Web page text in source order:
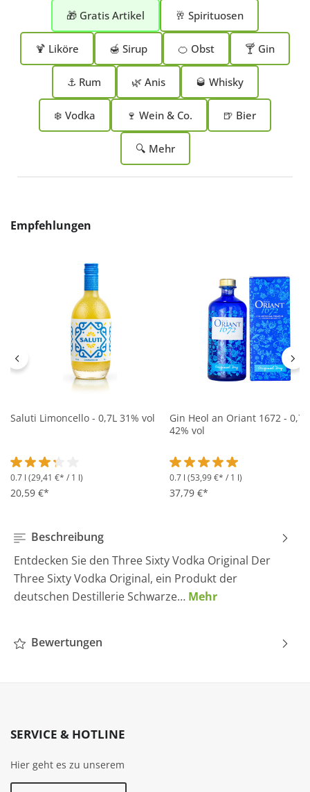
🎁 Gratis Artikel 🥂 Spirituosen
🍹 Liköre 🍯 Sirup 🍊 Obst 🍸 Gin
⚓ Rum 🌿 Anis 🥃 Whisky
❄️ Vodka 🍷 Wein & Co. 🍺 Bier
🔍 Mehr
Produktgalerie überspringen
Empfehlungen
Saluti Limoncello - 0,7L 31% vol
Durchschnittliche Bewertung von 3.2 von 5 Sternen
0.7 l (29,41 €* / 1 l)
20,59 €*
Gin Heol an Oriant 1672 - 0,7L
42% vol
Durchschnittliche
0.7 l (53,99 €* / 1 l)
37,79 €*
Beschreibung
Entdecken Sie den Three Sixty Vodka Original Der
Three Sixty Vodka Original, ein Produkt der
deutschen Destillerie Schwarze… Mehr
Bewertungen
SERVICE & HOTLINE
Hier geht es zu unserem